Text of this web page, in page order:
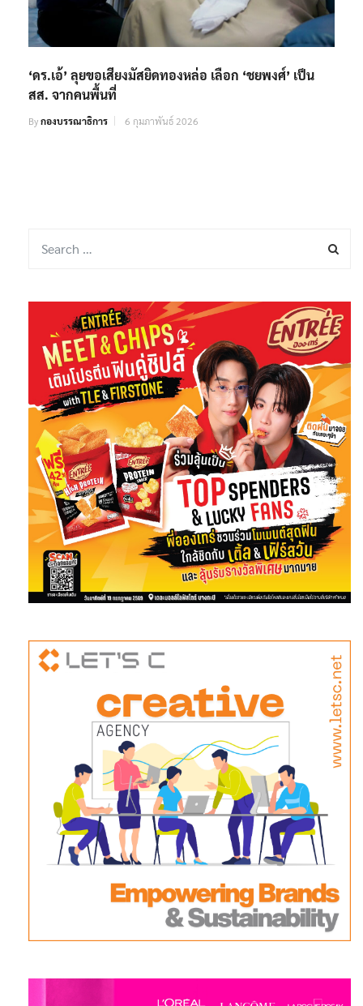
‘ดร.เอ้’ ลุยขอเสียงมัสยิดทองหล่อ เลือก ‘ชยพงศ์’ เป็น
สส. จากคนพื้นที่
Byกองบรรณาธิการ 6 กุมภาพันธ์ 2026